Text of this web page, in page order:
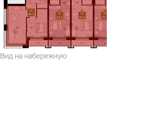
Вид на набережную